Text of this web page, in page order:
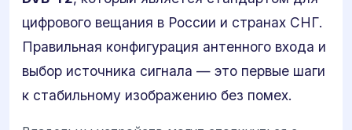
цифрового вещания в России и странах СНГ.
Правильная конфигурация антенного входа и
выбор источника сигнала — это первые шаги
к стабильному изображению без помех.